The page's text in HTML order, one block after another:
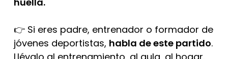
👉 Si eres padre, entrenador o formador de
jóvenes deportistas, habla de este partido.